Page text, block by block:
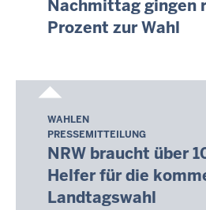
-
08:05
Nachmittag gingen
Prozent zur Wahl
Sonntag,
9.
August
2026
-
WAHLEN
PRESSEMITTEILUNG
NRW braucht über
Helfer für die
Landtagswahl